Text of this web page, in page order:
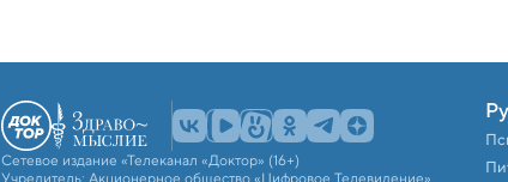
Сетевое издание «Телеканал «Доктор» (16+)
Учредитель: Акционерное общество «Цифровое Телевидение».